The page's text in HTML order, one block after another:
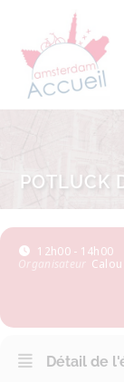
POTLUCK
12h00 - 14h00
Organisateur
Détail de